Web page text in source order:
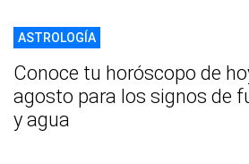
ASTROLOGÍA
Conoce tu horóscopo de
agosto para los signos de
y agua